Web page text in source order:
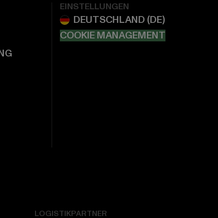
EINSTELLUNGEN
COOKIE MANAGEMENT
LOGISTIKPARTNER